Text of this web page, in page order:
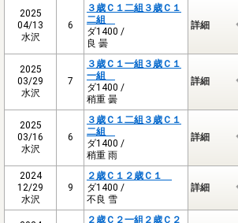
2025
04/13
水沢
6
３歳Ｃ１二組３歳Ｃ１
二組
ダ1400 /
良 曇
詳細
2025
03/29
水沢
7
３歳Ｃ１一組３歳Ｃ１
一組
ダ1400 /
稍重 曇
詳細
2025
03/16
水沢
6
３歳Ｃ１二組３歳Ｃ１
二組
ダ1400 /
稍重 雨
詳細
2024
12/29
水沢
9
２歳Ｃ１２歳Ｃ１
ダ1400 /
不良 雪
詳細
２歳Ｃ２一組２歳Ｃ２